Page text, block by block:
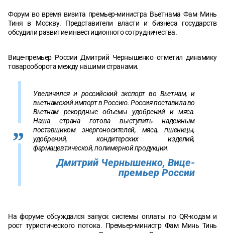
Форум во время визита премьер-министра Вьетнама Фам Минь
Тиня в Москву. Представители власти и бизнеса государств
обсудили развитие инвестиционного сотрудничества.
Вице-премьер России Дмитрий Чернышенко отметил динамику
товарооборота между нашими странами.
Увеличился и российский экспорт во Вьетнам, и
вьетнамский импорт в Россию. Россия поставила во
Вьетнам рекордные объемы удобрений и мяса.
Наша страна готова выступить надежным
поставщиком энергоносителей, мяса, пшеницы,
удобрений, кондитерских изделий,
фармацевтической, полимерной продукции.
Дмитрий Чернышенко, Вице-
премьер России
На форуме обсуждался запуск системы оплаты по QR-кодам и
рост туристического потока. Премьер-министр Фам Минь Тинь